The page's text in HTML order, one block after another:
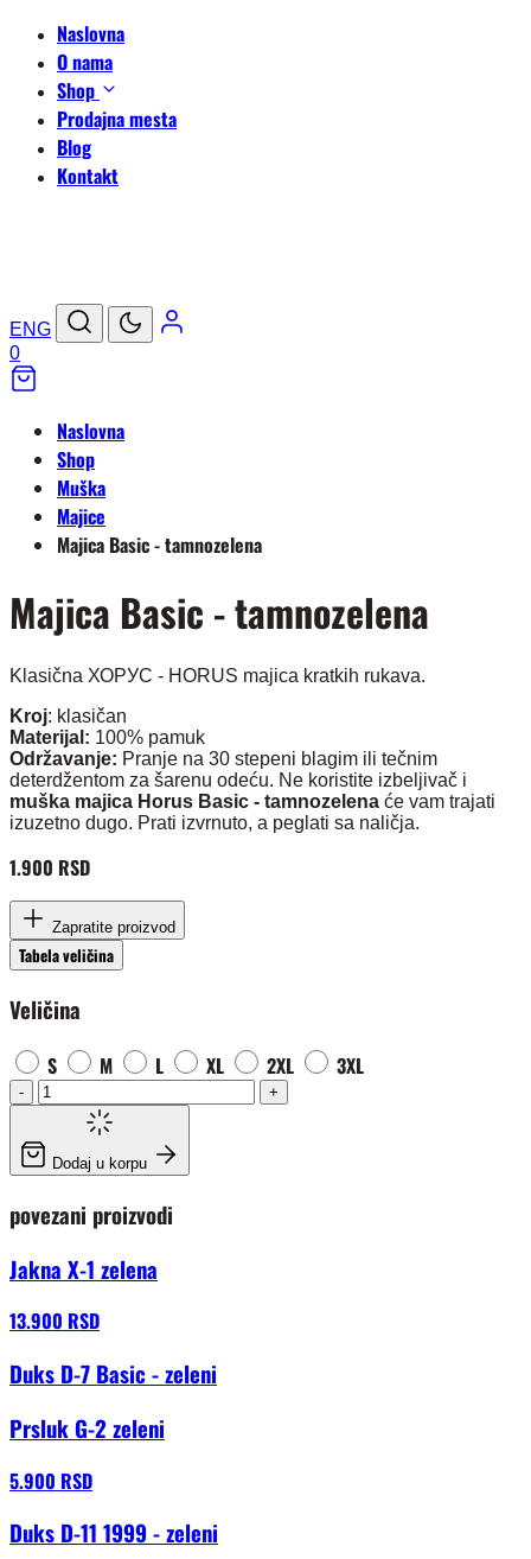
Naslovna
O nama
Shop
Prodajna mesta
Blog
Kontakt
ENG
0
Naslovna
Shop
Muška
Majice
Majica Basic - tamnozelena
Majica Basic - tamnozelena
Klasična ХОРУС - HORUS majica kratkih rukava.
Kroj: klasičan
Materijal: 100% pamuk
Održavanje: Pranje na 30 stepeni blagim ili tečnim
deterdžentom za šarenu odeću. Ne koristite izbeljivač i
muška majica Horus Basic - tamnozelena će vam trajati
izuzetno dugo. Prati izvrnuto, a peglati sa naličja.
1.900 RSD
Zapratite proizvod
Tabela veličina
Veličina
S M L XL 2XL 3XL
- +
Dodaj u korpu
povezani proizvodi
Jakna X-1 zelena
13.900 RSD
Duks D-7 Basic - zeleni
Prsluk G-2 zeleni
5.900 RSD
Duks D-11 1999 - zeleni